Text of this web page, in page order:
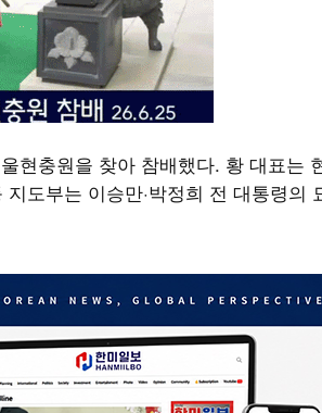
현충원을 찾아 참배했다. 황 대표는
도부는 이승만·박정희 전 대통령의